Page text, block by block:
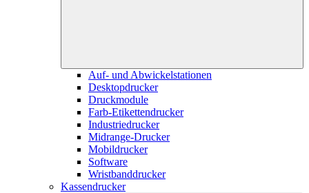
Auf- und Abwickelstationen
Desktopdrucker
Druckmodule
Farb-Etikettendrucker
Industriedrucker
Midrange-Drucker
Mobildrucker
Software
Wristbanddrucker
Kassendrucker